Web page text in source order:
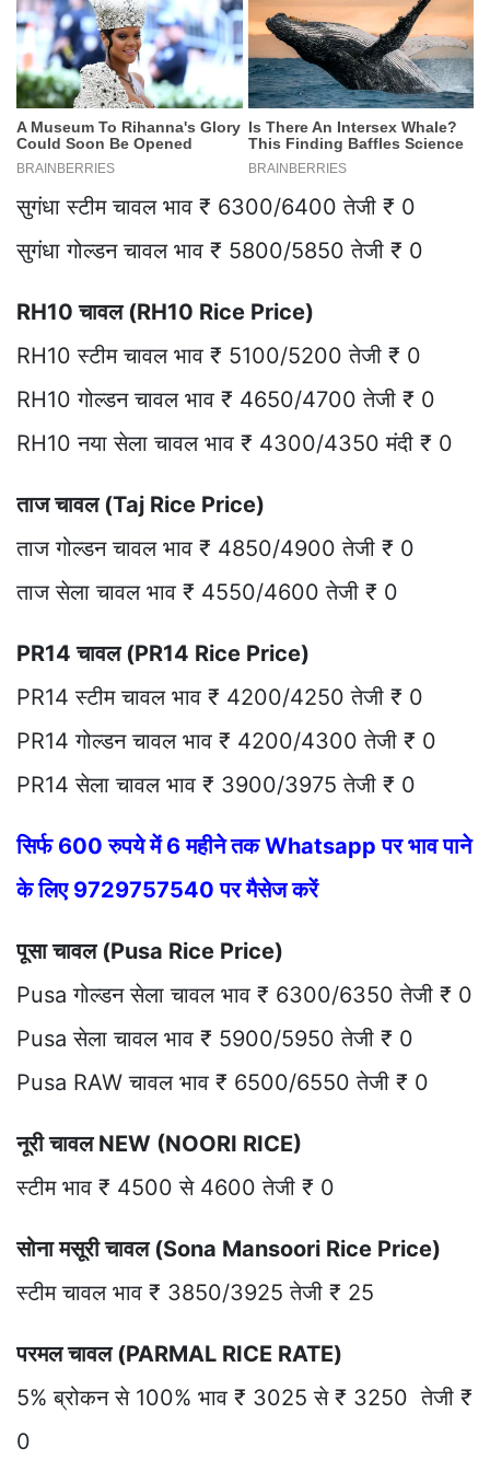
सुगंधा स्टीम चावल भाव ₹ 6300/6400 तेजी ₹ 0
सुगंधा गोल्डन चावल भाव ₹ 5800/5850 तेजी ₹ 0
RH10 चावल (RH10 Rice Price)
RH10 स्टीम चावल भाव ₹ 5100/5200 तेजी ₹ 0
RH10 गोल्डन चावल भाव ₹ 4650/4700 तेजी ₹ 0
RH10 नया सेला चावल भाव ₹ 4300/4350 मंदी ₹ 0
ताज चावल (Taj Rice Price)
ताज गोल्डन चावल भाव ₹ 4850/4900 तेजी ₹ 0
ताज सेला चावल भाव ₹ 4550/4600 तेजी ₹ 0
PR14 चावल (PR14 Rice Price)
PR14 स्टीम चावल भाव ₹ 4200/4250 तेजी ₹ 0
PR14 गोल्डन चावल भाव ₹ 4200/4300 तेजी ₹ 0
PR14 सेला चावल भाव ₹ 3900/3975 तेजी ₹ 0
सिर्फ 600 रुपये में 6 महीने तक Whatsapp पर भाव पाने
के लिए 9729757540 पर मैसेज करें
पूसा चावल (Pusa Rice Price)
Pusa गोल्डन सेला चावल भाव ₹ 6300/6350 तेजी ₹ 0
Pusa सेला चावल भाव ₹ 5900/5950 तेजी ₹ 0
Pusa RAW चावल भाव ₹ 6500/6550 तेजी ₹ 0
नूरी चावल NEW (NOORI RICE)
स्टीम भाव ₹ 4500 से 4600 तेजी ₹ 0
सोना मसूरी चावल (Sona Mansoori Rice Price)
स्टीम चावल भाव ₹ 3850/3925 तेजी ₹ 25
परमल चावल (PARMAL RICE RATE)
5% ब्रोकन से 100% भाव ₹ 3025 से ₹ 3250 तेजी ₹
0